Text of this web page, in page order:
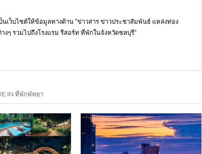
นเว็บไซต์ให้ข้อมูลทางด้าน “ข่าวสาร ข่าวประชาสัมพันธ์ แหล่งท่อง
งๆ รวมไปถึงโรงแรม รีสอร์ท ที่พักในจังหวัดชลบุรี”
IN ที่พักพัทยา